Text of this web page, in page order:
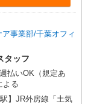
事業部/千葉オフィ
タッフ
払いOK（規定あ
よる
】JR外房線「土気